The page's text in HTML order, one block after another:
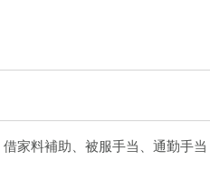
家料補助、被服手当、通勤手当